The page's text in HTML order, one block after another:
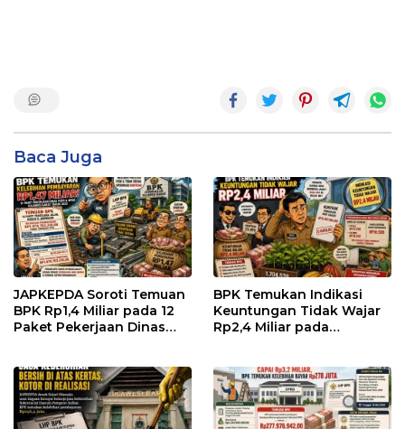
Baca Juga
JAPKEPDA Soroti Temuan
BPK Rp1,4 Miliar pada 12
Paket Pekerjaan Dinas
BPK Temukan Indikasi
Keuntungan Tidak Wajar
Rp2,4 Miliar pada
Perkebunan Sulbar